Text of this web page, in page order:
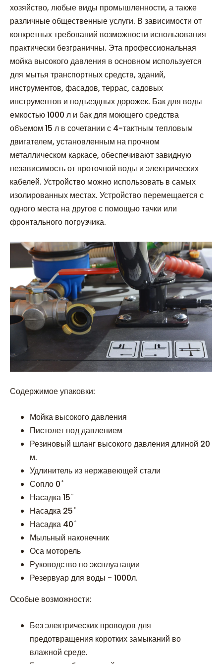
хозяйство, любые виды промышленности, а также
различные общественные услуги. В зависимости от
конкретных требований возможности использования
практически безграничны. Эта профессиональная
мойка высокого давления в основном используется
для мытья транспортных средств, зданий,
инструментов, фасадов, террас, садовых
инструментов и подъездных дорожек. Бак для воды
емкостью 1000 л и бак для моющего средства
объемом 15 л в сочетании с 4-тактным тепловым
двигателем, установленным на прочном
металлическом каркасе, обеспечивают завидную
независимость от проточной воды и электрических
кабелей. Устройство можно использовать в самых
изолированных местах. Устройство перемещается с
одного места на другое с помощью тачки или
фронтального погрузчика.
Содержимое упаковки:
Мойка высокого давления
Пистолет под давлением
Резиновый шланг высокого давления длиной 20
м.
Удлинитель из нержавеющей стали
Сопло 0 ̊
Насадка 15 ̊
Насадка 25 ̊
Насадка 40 ̊
Мыльный наконечник
Оса моторель
Руководство по эксплуатации
Резервуар для воды - 1000л.
Особые возможности:
Без электрических проводов для
предотвращения коротких замыканий во
влажной среде.